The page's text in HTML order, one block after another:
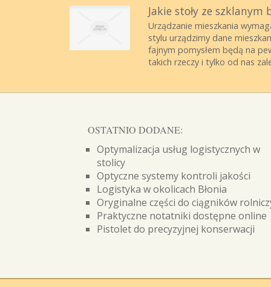
Jakie stoły ze
Urządzanie mieszkania
stylu urządzimy dane
fajnym pomysłem będą na
takich rzeczy i tylko od nas
OSTATNIO DODANE:
Optymalizacja usług logistycznych w
stolicy
Optyczne systemy kontroli jakości
Logistyka w okolicach Błonia
Oryginalne części do ciągników
Praktyczne notatniki dostępne online
Pistolet do precyzyjnej konserwacji